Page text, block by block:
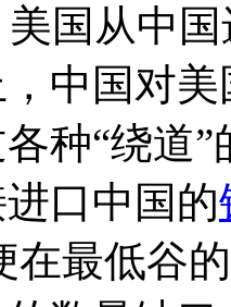
国从中
中国对
种“绕道
口中国的
在最低谷